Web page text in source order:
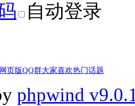
自动登录
页版QQ群大家喜欢热门话题
phpwind